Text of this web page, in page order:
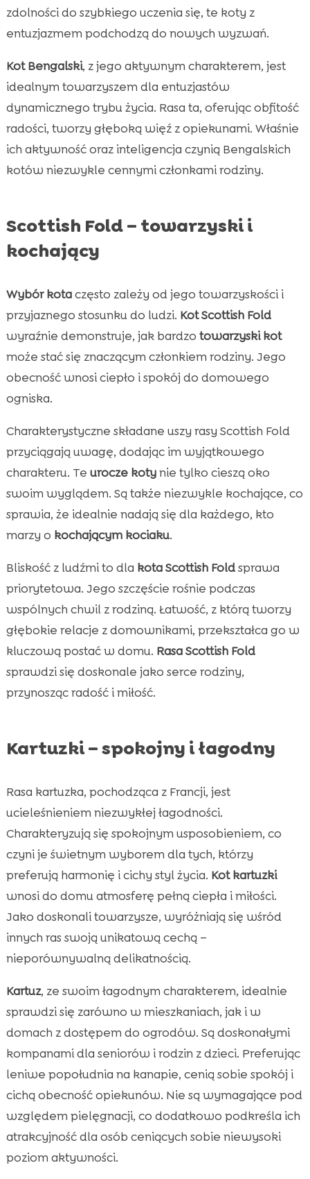
zdolności do szybkiego uczenia się, te koty z
entuzjazmem podchodzą do nowych wyzwań.
Kot Bengalski, z jego aktywnym charakterem, jest
idealnym towarzyszem dla entuzjastów
dynamicznego trybu życia. Rasa ta, oferując obfitość
radości, tworzy głęboką więź z opiekunami. Właśnie
ich aktywność oraz inteligencja czynią Bengalskich
kotów niezwykle cennymi członkami rodziny.
Scottish Fold – towarzyski i
kochający
Wybór kotaczęsto zależy od jego towarzyskości i
przyjaznego stosunku do ludzi. Kot Scottish Fold
wyraźnie demonstruje, jak bardzo towarzyski kot
może stać się znaczącym członkiem rodziny. Jego
obecność wnosi ciepło i spokój do domowego
ogniska.
Charakterystyczne składane uszy rasy Scottish Fold
przyciągają uwagę, dodając im wyjątkowego
charakteru. Te urocze kotynie tylko cieszą oko
swoim wyglądem. Są także niezwykle kochające, co
sprawia, że idealnie nadają się dla każdego, kto
marzy o kochającym kociaku.
Bliskość z ludźmi to dla kota Scottish Foldsprawa
priorytetowa. Jego szczęście rośnie podczas
wspólnych chwil z rodziną. Łatwość, z którą tworzy
głębokie relacje z domownikami, przekształca go w
kluczową postać w domu. Rasa Scottish Fold
sprawdzi się doskonale jako serce rodziny,
przynosząc radość i miłość.
Kartuzki – spokojny i łagodny
Rasa kartuzka, pochodząca z Francji, jest
ucieleśnieniem niezwykłej łagodności.
Charakteryzują się spokojnym usposobieniem, co
czyni je świetnym wyborem dla tych, którzy
preferują harmonię i cichy styl życia. Kot kartuzki
wnosi do domu atmosferę pełną ciepła i miłości.
Jako doskonali towarzysze, wyróżniają się wśród
innych ras swoją unikatową cechą –
nieporównywalną delikatnością.
Kartuz, ze swoim łagodnym charakterem, idealnie
sprawdzi się zarówno w mieszkaniach, jak i w
domach z dostępem do ogrodów. Są doskonałymi
kompanami dla seniorów i rodzin z dzieci. Preferując
leniwe popołudnia na kanapie, cenią sobie spokój i
cichą obecność opiekunów. Nie są wymagające pod
względem pielęgnacji, co dodatkowo podkreśla ich
atrakcyjność dla osób ceniących sobie niewysoki
poziom aktywności.